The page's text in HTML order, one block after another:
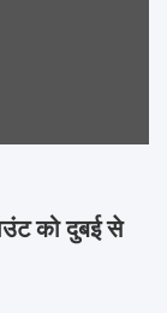
को दुबई से